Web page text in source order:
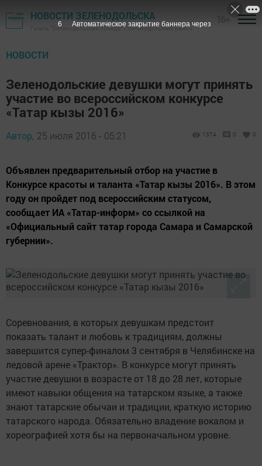
НОВОСТИ ЗЕЛЕНОДОЛЬСКА
Газета "Зеленодольская правда" - Зеленодольский район
НОВОСТИ
Зеленодольские девушки могут принять
участие во всероссийском конкурсе
«Татар кызы 2016»
Автор, 25 июля 2016 - 05:21 1374 0 0
Объявлен предварительный отбор на участие в
Конкурсе красоты и таланта «Татар кызы 2016». В этом
году он пройдет под всероссийским статусом,
сообщает ИА «Татар-информ» со ссылкой на
«Официальный сайт татар города Самара и Самарской
губернии».
Соревнования, в которых девушкам предстоит
показать талант и любовь к традициям, должны
завершится супер-финалом 3 сентября в Челябинске на
ледовой арене «Трактор». В конкурсе могут принять
участие девушки в возрасте от 18 до 28 лет, которые
имеют навыки общения на татарском языке, а также
знают татарские обычаи и традиции, краткую историю
татарского народа. Обязательно владение вокалом и
хореографией хотя бы на первоначальном уровне.
6 Автоматическое закрытие баннера через